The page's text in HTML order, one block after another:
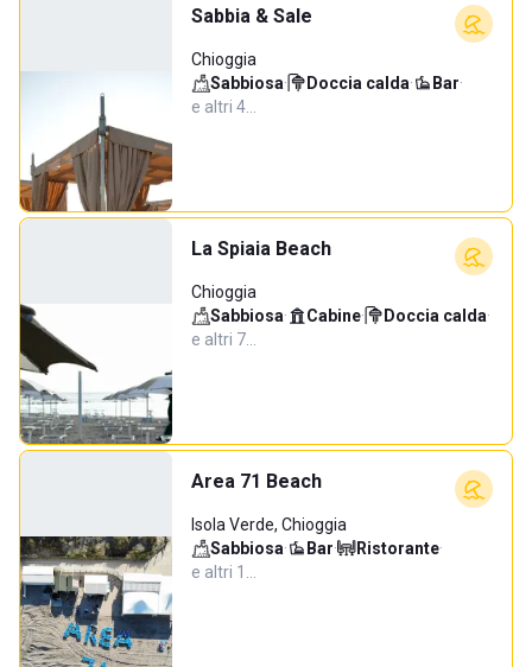
Sabbia & Sale
Chioggia
Sabbiosa· Doccia calda· Bar·
e altri 4…
La Spiaia Beach
Chioggia
Sabbiosa· Cabine· Doccia calda·
e altri 7…
Area 71 Beach
Isola Verde, Chioggia
Sabbiosa· Bar· Ristorante·
e altri 1…